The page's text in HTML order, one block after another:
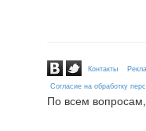
Контакты
Согласие на обработку
По всем